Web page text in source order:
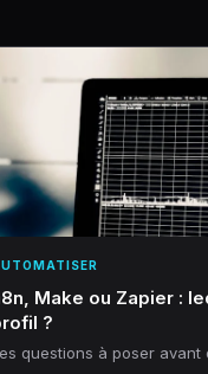
Make ou Zapier :
?
questions à poser avant